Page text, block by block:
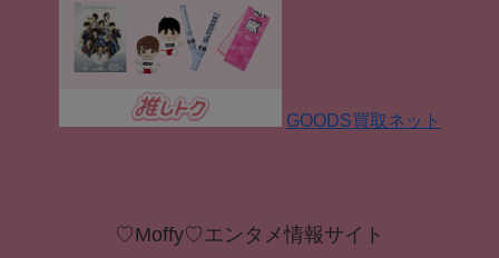
GOODS買取ネット
♡Moffy♡エンタメ情報サイト